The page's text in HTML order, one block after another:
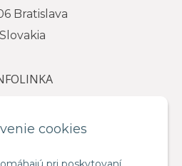
cookies
Bratislava
Slovakia